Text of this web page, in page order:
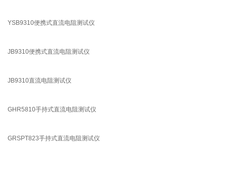
YSB9310便携式直流电阻测试仪
JB9310便携式直流电阻测试仪
JB9310直流电阻测试仪
GHR5810手持式直流电阻测试仪
GRSPT823手持式直流电阻测试仪